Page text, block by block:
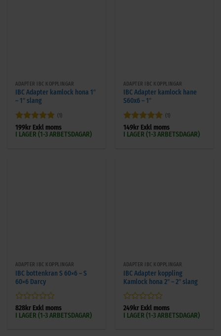
ADAPTER IBC KOPPLINGAR
IBC Adapter kamlock hona 1″
– 1″ slang
Betygsatt5
av 5
(1)
199kr Exkl moms
I LAGER (1-3 ARBETSDAGAR)
ADAPTER IBC KOPPLINGAR
IBC Adapter kamlock hane
S60x6 – 1″
Betygsatt5
av 5
(1)
149kr Exkl moms
I LAGER (1-3 ARBETSDAGAR)
ADAPTER IBC KOPPLINGAR
IBC bottenkran S 60×6 – S
60×6 Darcy
Betygsatt
0
828kr Exkl moms
I LAGER (1-3 ARBETSDAGAR)
ADAPTER IBC KOPPLINGAR
IBC Adapter koppling
Kamlock hona 2″ – 2″ slang
Betygsatt
0
249kr Exkl moms
I LAGER (1-3 ARBETSDAGAR)